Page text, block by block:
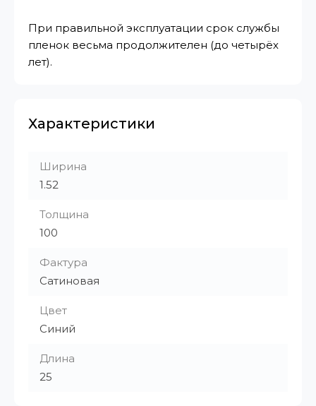
При правильной эксплуатации срок службы
пленок весьма продолжителен (до четырёх
лет).
Характеристики
Ширина
1.52
Толщина
100
Фактура
Сатиновая
Цвет
Синий
Длина
25